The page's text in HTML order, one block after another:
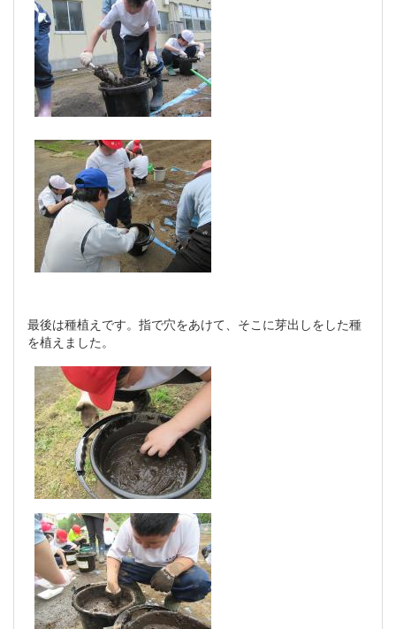
最後は種植えです。指で穴をあけて、そこに芽出しをした種
を植えました。